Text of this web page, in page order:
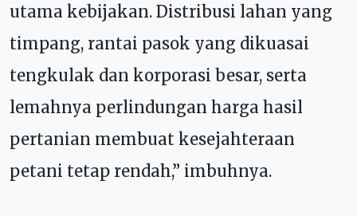
utama kebijakan. Distribusi lahan yang
timpang, rantai pasok yang dikuasai
tengkulak dan korporasi besar, serta
lemahnya perlindungan harga hasil
pertanian membuat kesejahteraan
petani tetap rendah,” imbuhnya.